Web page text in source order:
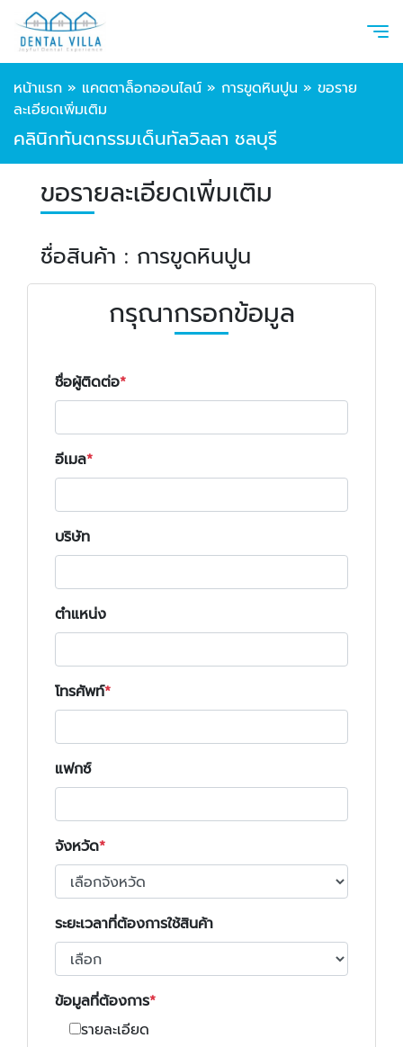
หน้าแรก » แคตตาล็อกออนไลน์ » การขูดหินปูน » ขอราย
ละเอียดเพิ่มเติม
คลินิกทันตกรรมเด็นทัลวิลลา ชลบุรี
ขอรายละเอียดเพิ่มเติม
ชื่อสินค้า : การขูดหินปูน
กรุณากรอกข้อมูล
ชื่อผู้ติดต่อ
อีเมล
บริษัท
ตำแหน่ง
โทรศัพท์
แฟกซ์
จังหวัด
ระยะเวลาที่ต้องการใช้สินค้า
ข้อมูลที่ต้องการ
รายละเอียด